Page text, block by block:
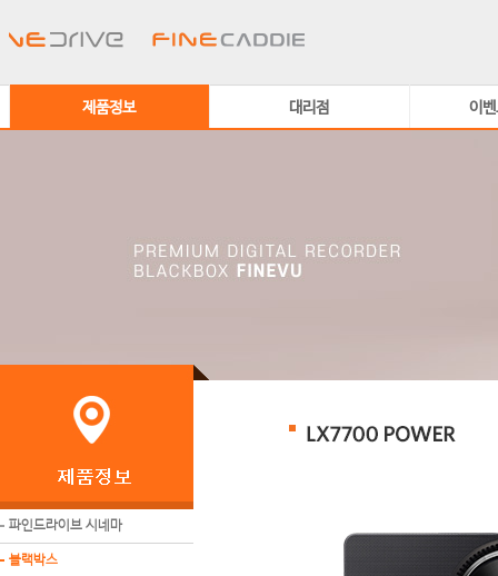
제품정보 대리점 이
파인드라이브 시네마
블랙박스